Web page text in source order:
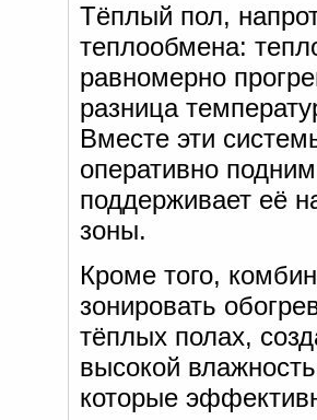
Тёплый пол,
теплообмена:
равномерно
разница
Вместе эти
оперативно
поддерживает её
зоны.
Кроме того,
зонировать
тёплых полах,
высокой
которые